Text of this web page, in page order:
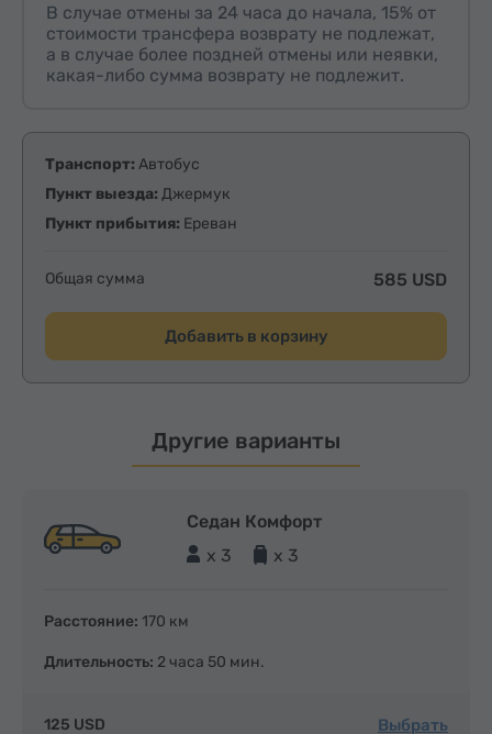
В случае отмены за 24 часа до начала, 15% от
стоимости трансфера возврату не подлежат,
а в случае более поздней отмены или неявки,
какая-либо сумма возврату не подлежит.
Транспорт: Автобус
Пункт выезда: Джермук
Пункт прибытия: Ереван
Общая сумма 585 USD
Добавить в корзину
Другие варианты
Седан Комфорт
x 3
x 3
Расстояние: 170 км
Длительность: 2 часа 50 мин.
125 USD Выбрать